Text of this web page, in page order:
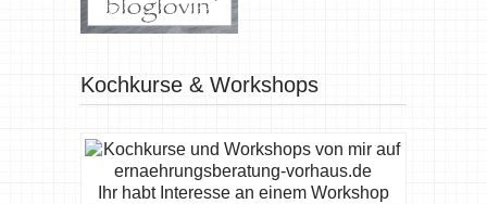
Kochkurse & Workshops
Ihr habt Interesse an einem Workshop